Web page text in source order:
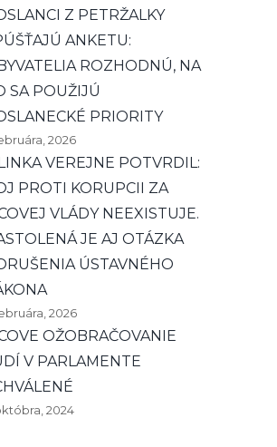
Z PETRŽALKY
ANKETU:
ROZHODNÚ, NA
SA POUŽIJÚ
PRIORITY
2026
VEREJNE POTVRDIL:
PROTI KORUPCII ZA
VLÁDY NEEXISTUJE.
JE AJ OTÁZKA
ÚSTAVNÉHO
2026
OŽOBRAČOVANIE
V PARLAMENTE
2024